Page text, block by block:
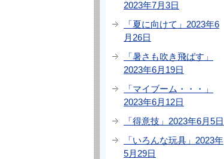
2023年7月3日
「夏に向けて」2023年6
月26日
「暑さも吹き飛ばす」
2023年6月19日
「マイブーム・・・」
2023年6月12日
「得意技」2023年6月5日
「いろんな玩具」2023年
5月29日